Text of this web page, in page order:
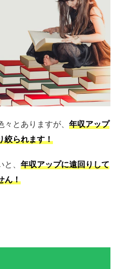
とありますが、 年収アップ
絞られます！
、 年収アップに遠回りして
ん！